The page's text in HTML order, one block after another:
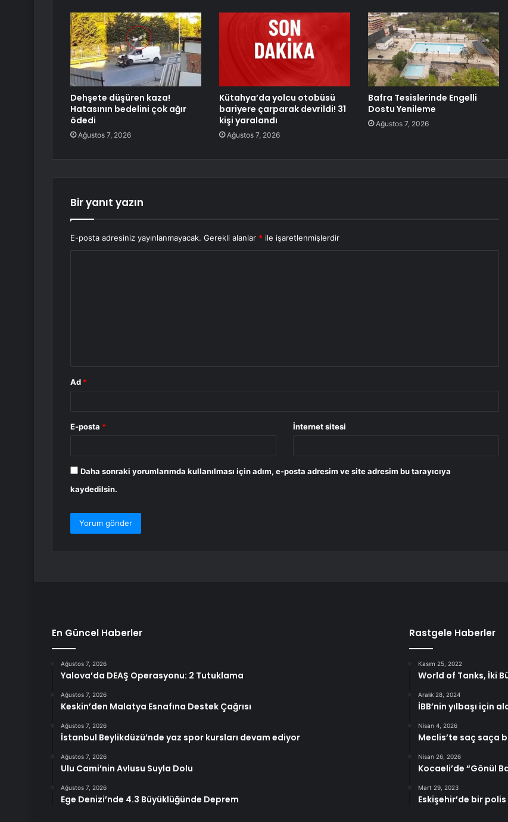
Dehşete düşüren kaza!
Hatasının bedelini çok ağır
ödedi
Ağustos 7, 2026
Kütahya’da yolcu otobüsü
bariyere çarparak devrildi! 31
kişi yaralandı
Ağustos 7, 2026
Bafra Tesislerinde Engelli
Dostu Yenileme
Ağustos 7, 2026
Bir yanıt yazın
E-posta adresiniz yayınlanmayacak. Gerekli alanlar * ile işaretlenmişlerdir
Ad *
E-posta * İnternet sitesi
Daha sonraki yorumlarımda kullanılması için adım, e-posta adresim ve site adresim bu tarayıcıya
kaydedilsin.
En Güncel Haberler
Ağustos 7, 2026
Yalova’da DEAŞ Operasyonu: 2 Tutuklama
Ağustos 7, 2026
Keskin’den Malatya Esnafına Destek Çağrısı
Ağustos 7, 2026
İstanbul Beylikdüzü’nde yaz spor kursları devam ediyor
Ağustos 7, 2026
Ulu Cami’nin Avlusu Suyla Dolu
Ağustos 7, 2026
Ege Denizi’nde 4.3 Büyüklüğünde Deprem
Rastgele Haberler
Kasım 25, 2022
World of Tanks, İki
Aralık 28, 2024
İBB’nin yılbaşı için
Nisan 4, 2026
Meclis’te saç saça
Nisan 26, 2026
Kocaeli’de “Gönül
Mart 29, 2023
Eskişehir’de bir